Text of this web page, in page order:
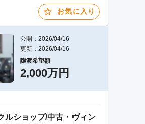
お気に入り
公開：2026/04/16
更新：2026/04/16
譲渡希望額
2,000万円
ルショップ/中古・ヴィン